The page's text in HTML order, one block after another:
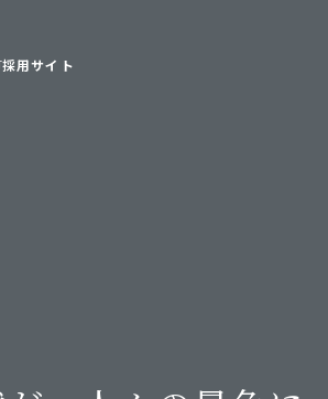
採用サイト